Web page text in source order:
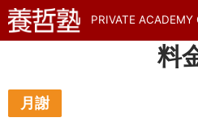
PRIVATE ACADEMY
料
月謝